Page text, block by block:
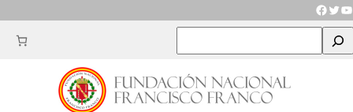
al
contenido
e
r
c